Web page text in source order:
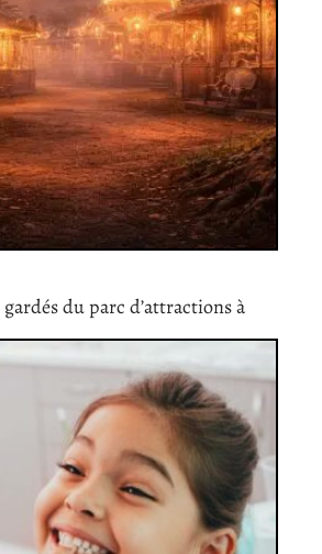
gardés du parc d’attractions à